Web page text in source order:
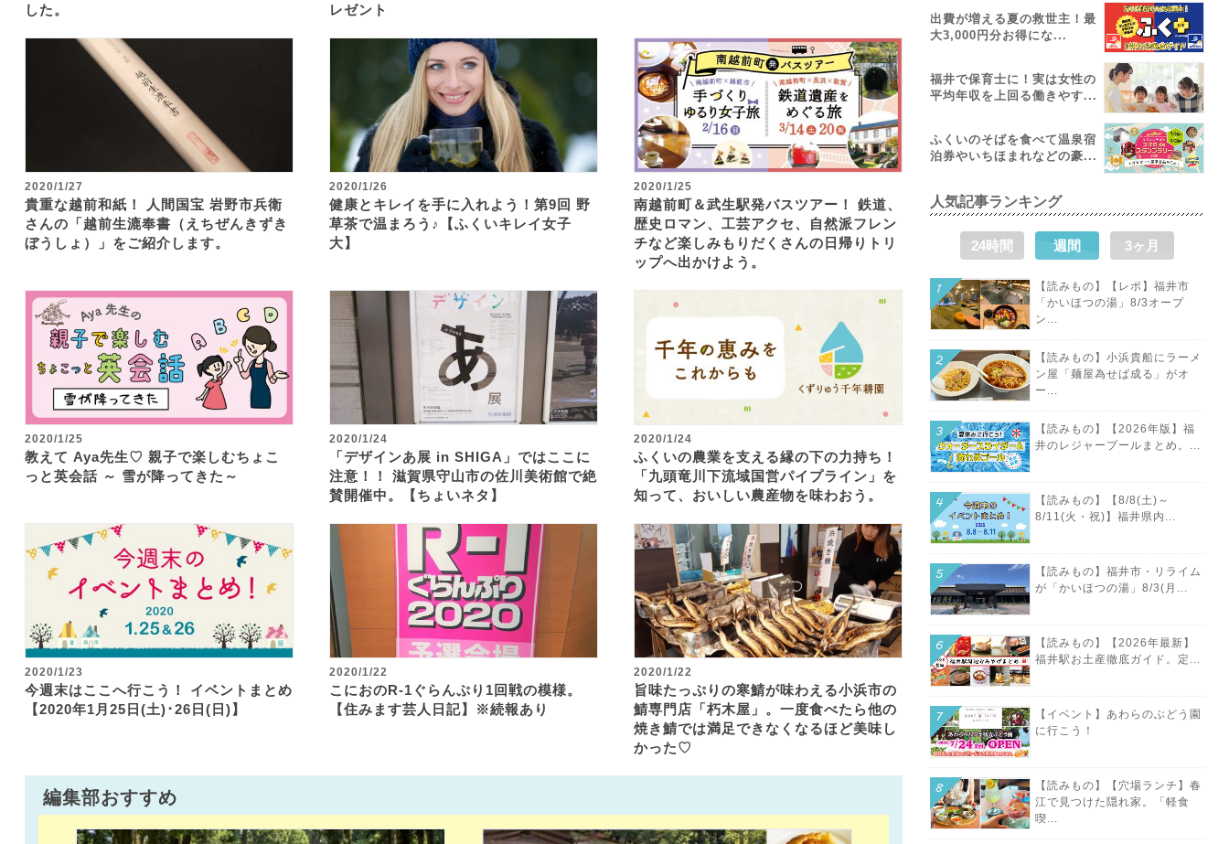
した。
レゼント
2020/1/27
貴重な越前和紙！ 人間国宝 岩野市兵衛
さんの「越前生漉奉書（えちぜんきずき
ぼうしょ）」をご紹介します。
2020/1/26
健康とキレイを手に入れよう！第9回 野
草茶で温まろう♪【ふくいキレイ女子
大】
2020/1/25
南越前町＆武生駅発バスツアー！ 鉄道、
歴史ロマン、工芸アクセ、自然派フレン
チなど楽しみもりだくさんの日帰りトリ
ップへ出かけよう。
2020/1/25
教えて Aya先生♡ 親子で楽しむちょこ
っと英会話 ～ 雪が降ってきた～
2020/1/24
「デザインあ展 in SHIGA」ではここに
注意！！ 滋賀県守山市の佐川美術館で絶
賛開催中。【ちょいネタ】
2020/1/24
ふくいの農業を支える縁の下の力持ち！
「九頭竜川下流域国営パイプライン」を
知って、おいしい農産物を味わおう。
2020/1/23
今週末はここへ行こう！ イベントまとめ
【2020年1月25日(土)･26日(日)】
2020/1/22
こにおのR-1ぐらんぷり1回戦の模様。
【住みます芸人日記】※続報あり
2020/1/22
旨味たっぷりの寒鯖が味わえる小浜市の
鯖専門店「朽木屋」。一度食べたら他の
焼き鯖では満足できなくなるほど美味し
かった♡
編集部おすすめ
出費が増える夏の救世主！最
大3,000円分お得にな...
福井で保育士に！実は女性の
平均年収を上回る働きやす...
ふくいのそばを食べて温泉宿
泊券やいちほまれなどの豪...
人気記事ランキング
24時間 週間 3ヶ月
【読みもの】【レポ】福井市
「かいほつの湯」8/3オープ
ン...
【読みもの】小浜貴船にラーメ
ン屋「麺屋為せば成る」がオ
ー...
【読みもの】【2026年版】福
井のレジャープールまとめ。...
【読みもの】【8/8(土)～
8/11(火・祝)】福井県内...
【読みもの】福井市・リライム
が「かいほつの湯」8/3(月...
【読みもの】【2026年最新】
福井駅お土産徹底ガイド。定...
【イベント】あわらのぶどう園
に行こう！
【読みもの】【穴場ランチ】春
江で見つけた隠れ家。「軽食
喫...